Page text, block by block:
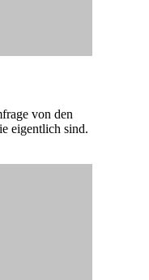
von den
eigentlich sind.